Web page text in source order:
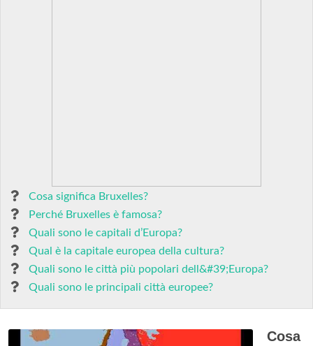
Cosa significa Bruxelles?
Perché Bruxelles è famosa?
Quali sono le capitali d’Europa?
Qual è la capitale europea della cultura?
Quali sono le città più popolari dell&#39;Europa?
Quali sono le principali città europee?
Cosa